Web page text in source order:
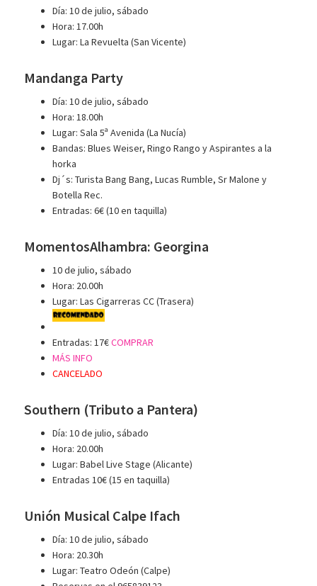
Día: 10 de julio, sábado
Hora: 17.00h
Lugar: La Revuelta (San Vicente)
Mandanga Party
Día: 10 de julio, sábado
Hora: 18.00h
Lugar: Sala 5ª Avenida (La Nucía)
Bandas: Blues Weiser, Ringo Rango y Aspirantes a la
horka
Dj´s: Turista Bang Bang, Lucas Rumble, Sr Malone y
Botella Rec.
Entradas: 6€ (10 en taquilla)
MomentosAlhambra: Georgina
10 de julio, sábado
Hora: 20.00h
Lugar: Las Cigarreras CC (Trasera)
Entradas: 17€COMPRAR
MÁS INFO
CANCELADO
Southern (Tributo a Pantera)
Día: 10 de julio, sábado
Hora: 20.00h
Lugar: Babel Live Stage (Alicante)
Entradas 10€ (15 en taquilla)
Unión Musical Calpe Ifach
Día: 10 de julio, sábado
Hora: 20.30h
Lugar: Teatro Odeón (Calpe)